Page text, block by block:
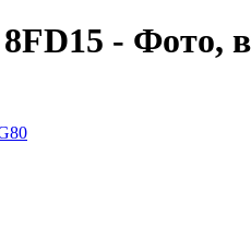
- Фото,